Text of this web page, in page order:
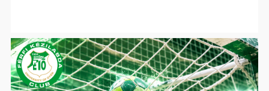
itt
a
következő
szezon